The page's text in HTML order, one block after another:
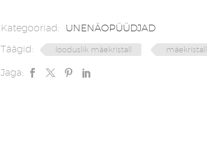
Kategooriad:
UNENÄOPÜÜDJAD
Täägid:
looduslik mäekristall mäekristall
Jaga: